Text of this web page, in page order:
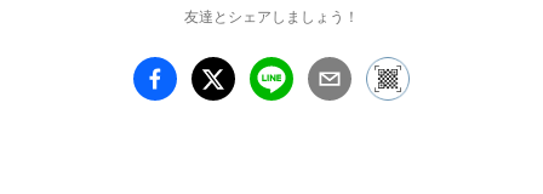
出かけられる人は限られ
か。美術作品は、その場
に居ながらにして心を旅
友達とシェアしましょう！